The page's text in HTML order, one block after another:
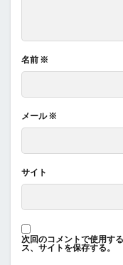
名前 ※
メール※
サイト
次回のコメントで使用す
ス、サイトを保存する。